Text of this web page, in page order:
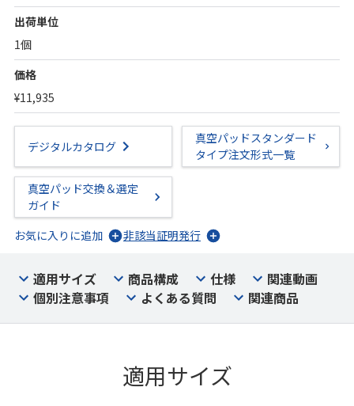
出荷単位
1個
価格
¥11,935
デジタルカタログ
真空パッドスタンダード
タイプ注文形式一覧
真空パッド交換＆選定
ガイド
お気に入りに追加
非該当証明発行
適用サイズ 商品構成 仕様
関連動画
個別注意事項
よくある質問 関連商品
適用サイズ